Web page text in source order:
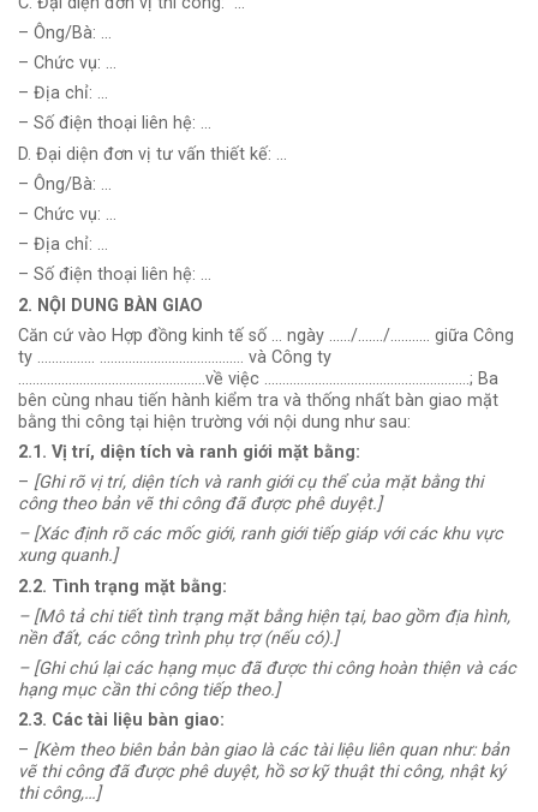
– Ông/Bà: …
– Chức vụ: …
– Địa chỉ: …
– Số điện thoại liên hệ: …
D. Đại diện đơn vị tư vấn thiết kế: …
– Ông/Bà: …
– Chức vụ: …
– Địa chỉ: …
– Số điện thoại liên hệ: …
2. NỘI DUNG BÀN GIAO
Căn cứ vào Hợp đồng kinh tế số … ngày ……/……./……….. giữa Công
ty ……………. ……………………………….… và Công ty
…………………………………………….về việc …………………………………………………; Ba
bên cùng nhau tiến hành kiểm tra và thống nhất bàn giao mặt
bằng thi công tại hiện trường với nội dung như sau:
2.1. Vị trí, diện tích và ranh giới mặt bằng:
– [Ghi rõ vị trí, diện tích và ranh giới cụ thể của mặt bằng thi
công theo bản vẽ thi công đã được phê duyệt.]
– [Xác định rõ các mốc giới, ranh giới tiếp giáp với các khu vực
xung quanh.]
2.2. Tình trạng mặt bằng:
– [Mô tả chi tiết tình trạng mặt bằng hiện tại, bao gồm địa hình,
nền đất, các công trình phụ trợ (nếu có).]
– [Ghi chú lại các hạng mục đã được thi công hoàn thiện và các
hạng mục cần thi công tiếp theo.]
2.3. Các tài liệu bàn giao:
– [Kèm theo biên bản bàn giao là các tài liệu liên quan như: bản
vẽ thi công đã được phê duyệt, hồ sơ kỹ thuật thi công, nhật ký
thi công,…]